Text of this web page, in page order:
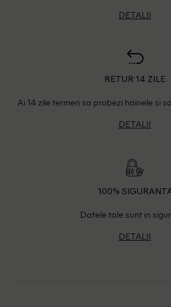
DETALII
RETUR 14 ZILE
Ai 14 zile termen sa probezi hainele si
DETALII
100%
Datele tale sunt in
DETALII